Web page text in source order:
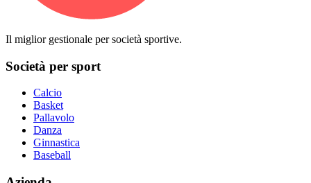
Il miglior gestionale per società sportive.
Società per sport
Calcio
Basket
Pallavolo
Danza
Ginnastica
Baseball